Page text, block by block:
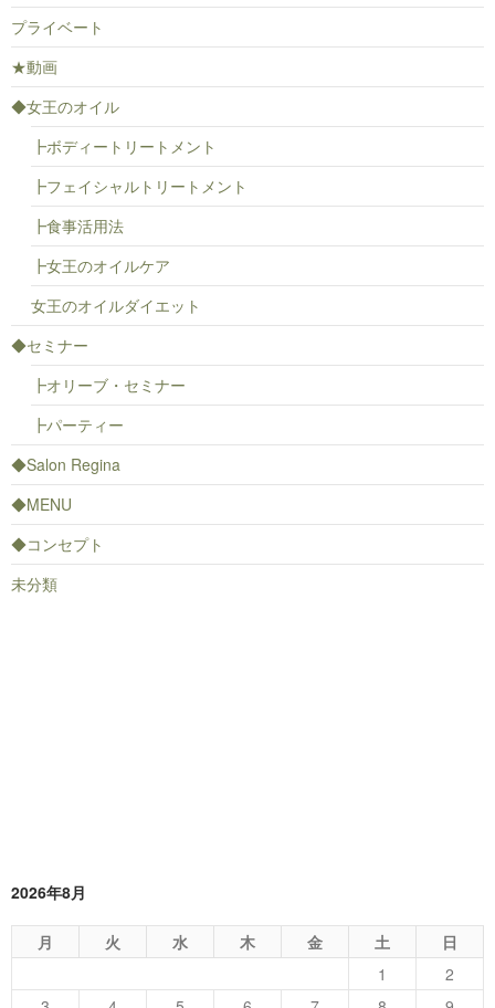
プライベート
★動画
◆女王のオイル
┣ボディートリートメント
┣フェイシャルトリートメント
┣食事活用法
┣女王のオイルケア
女王のオイルダイエット
◆セミナー
┣オリーブ・セミナー
┣パーティー
◆Salon Regina
◆MENU
◆コンセプト
未分類
2026年8月
月 火 水 木 金 土
日
1
2